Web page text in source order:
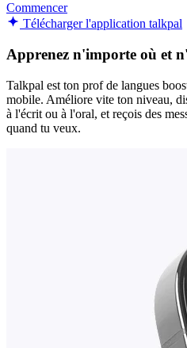
Commencer
Télécharger l'application talkpal
Apprenez n'importe où et
Talkpal est ton prof de langues
mobile. Améliore vite ton niveau,
à l'écrit ou à l'oral, et reçois des
quand tu veux.